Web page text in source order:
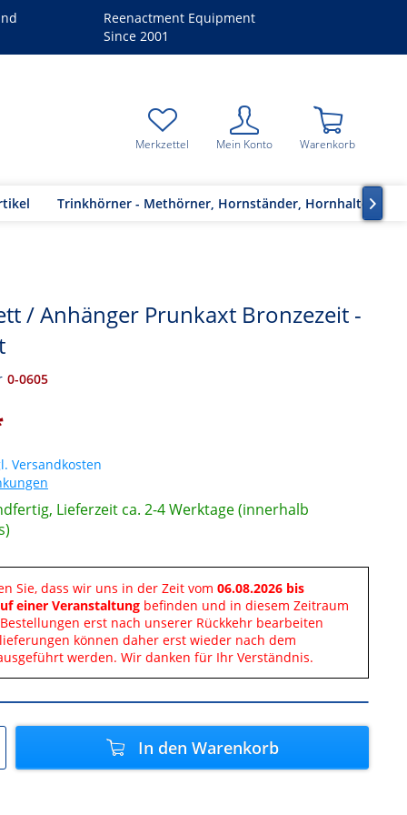
Reenactment Equipment
Since 2001
Merkzettel Mein Konto Warenkorb
Trinkhörner - Methörner, Hornständer, Hornhalter
/ Anhänger Prunkaxt Bronzezeit -
0-0605
Versandkosten
Lieferzeit ca. 2-4 Werktage (innerhalb
Sie, dass wir uns in der Zeit vom 06.08.2026 bis
einer Veranstaltung befinden und in diesem Zeitraum
erst nach unserer Rückkehr bearbeiten
können daher erst wieder nach dem
werden. Wir danken für Ihr Verständnis.
In den Warenkorb